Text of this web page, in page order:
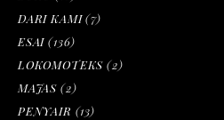
DARI KAMI(7)
ESAI (136)
LOKOMOTEKS (2)
MAJAS (2)
PENYAIR (13)